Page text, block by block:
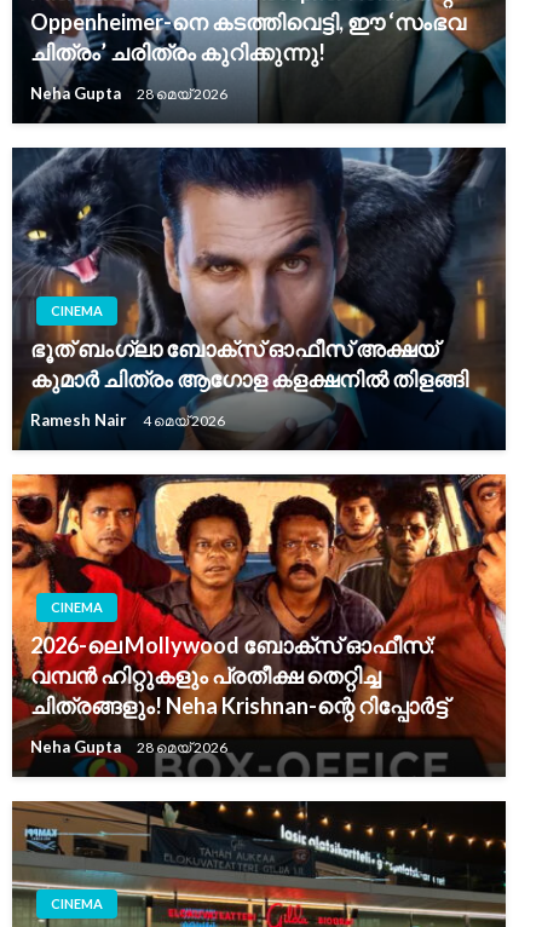
Oppenheimer-നെ കടത്തിവെട്ടി, ഈ ‘സംഭവ
ചിത്രം’ ചരിത്രം കുറിക്കുന്നു!
Neha Gupta 28 മെയ്‌ 2026
CINEMA
ഭൂത് ബംഗ്ലാ ബോക്സ് ഓഫീസ് അക്ഷയ്
കുമാർ ചിത്രം ആഗോള കളക്ഷനിൽ തിളങ്ങി
Ramesh Nair 4 മെയ്‌ 2026
CINEMA
2026-ലെ Mollywood ബോക്സ് ഓഫീസ്:
വമ്പൻ ഹിറ്റുകളും പ്രതീക്ഷ തെറ്റിച്ച
ചിത്രങ്ങളും! Neha Krishnan-ന്റെ റിപ്പോർട്ട്
Neha Gupta 28 മെയ്‌ 2026
CINEMA